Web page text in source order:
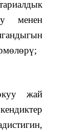
менен
жай